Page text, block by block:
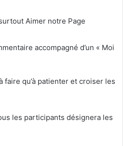
Aimer notre Page
accompagné d’un « Moi
faire qu’à patienter et croiser les
les participants désignera les